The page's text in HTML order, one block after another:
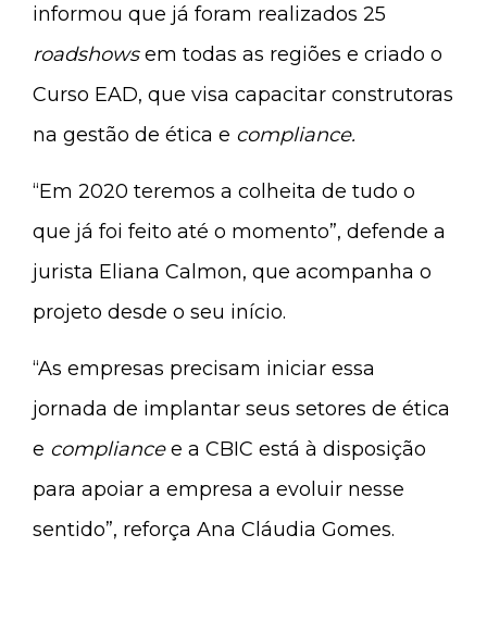
informou que já foram realizados 25
roadshowsem todas as regiões e criado o
Curso EAD, que visa capacitar construtoras
na gestão de ética e compliance.
“Em 2020 teremos a colheita de tudo o
que já foi feito até o momento”, defende a
jurista Eliana Calmon, que acompanha o
projeto desde o seu início.
“As empresas precisam iniciar essa
jornada de implantar seus setores de ética
e compliancee a CBIC está à disposição
para apoiar a empresa a evoluir nesse
sentido”, reforça Ana Cláudia Gomes.